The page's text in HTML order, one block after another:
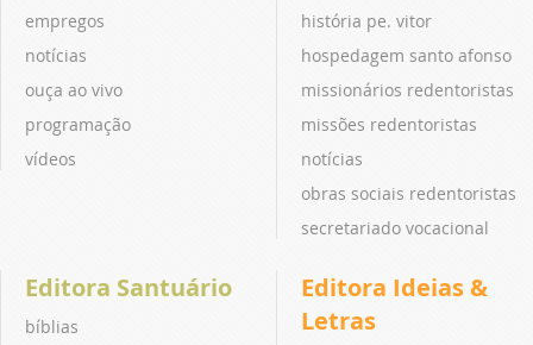
empregos
notícias
ouça ao vivo
programação
vídeos
história pe. vitor
hospedagem santo afonso
missionários redentoristas
missões redentoristas
notícias
obras sociais redentoristas
secretariado vocacional
Editora Santuário
bíblias
Editora Ideias &
Letras